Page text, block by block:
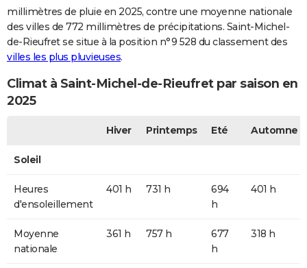
millimètres de pluie en 2025, contre une moyenne nationale
des villes de 772 millimètres de précipitations. Saint-Michel-
de-Rieufret se situe à la position n°9 528 du classement des
villes les plus pluvieuses.
Climat à Saint-Michel-de-Rieufret par saison en
2025
Hiver Printemps Eté Automne
Soleil
Heures
d'ensoleillement
401 h 731 h
694
h
401 h
Moyenne
nationale
361 h 757 h
677
h
318 h